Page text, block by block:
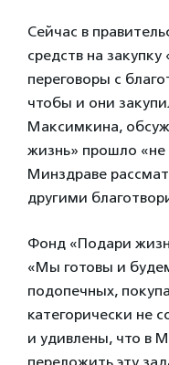
Сейчас в
средств на
переговоры с
чтобы и они
Максимкина,
жизнь» прошло «не
Минздраве
другими
Фонд «Подари
«Мы готовы и
подопечных,
категорически не
и удивлены, что в